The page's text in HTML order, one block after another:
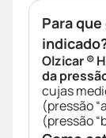
Para
Olzicar ®
da
cujas
(pressão
(pressão